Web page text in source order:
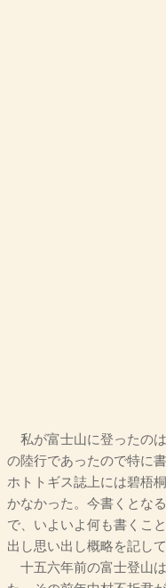
私が富士山に登ったの
の陸行であったので特に
ホトトギス誌上には碧梧
かなかった。今書くとな
で、いよいよ何も書くこ
出し思い出し概略を記し
十五六年前の富士登山